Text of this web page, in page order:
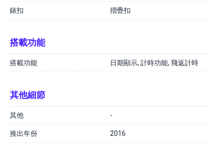
錶扣 摺疊扣
搭載功能
搭載功能 日期顯示, 計時功能, 飛返計時
其他細節
其他 -
推出年份 2016